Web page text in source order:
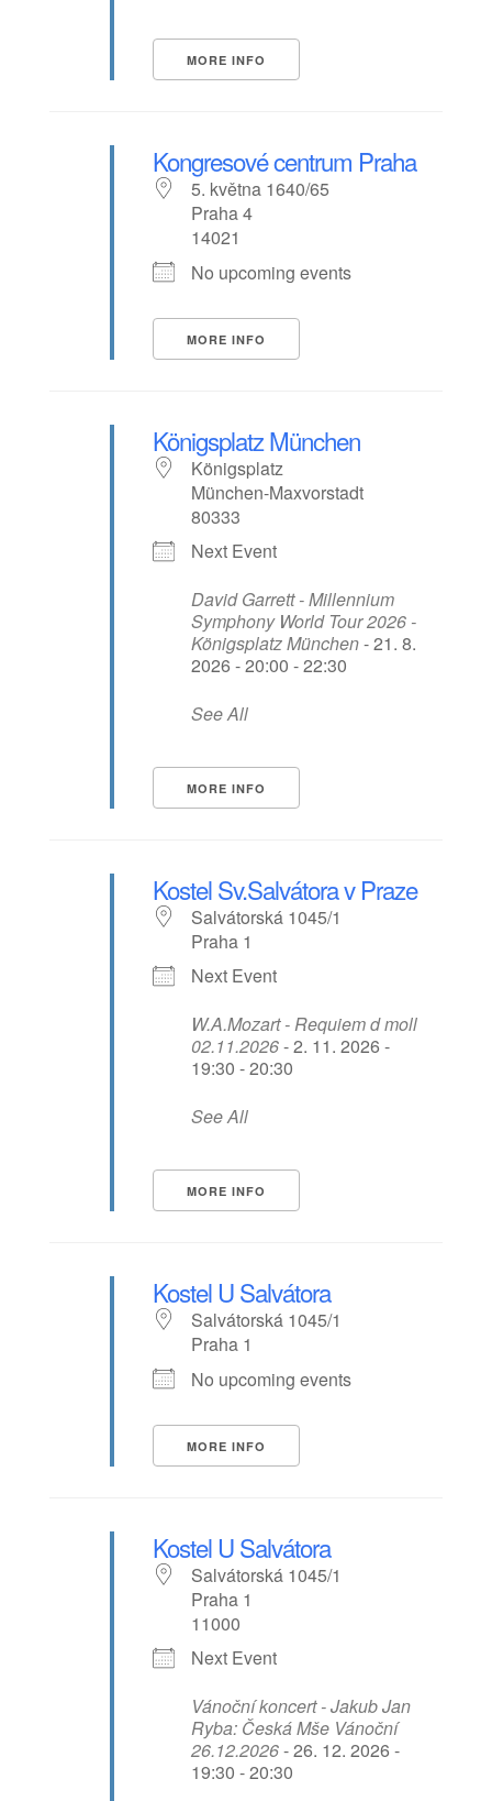
MORE INFO
Kongresové centrum Praha
5. května 1640/65
Praha 4
14021
No upcoming events
MORE INFO
Königsplatz München
Königsplatz
München-Maxvorstadt
80333
Next Event
David Garrett - Millennium
Symphony World Tour 2026 -
Königsplatz München- 21. 8.
2026 - 20:00 - 22:30
See All
MORE INFO
Kostel Sv.Salvátora v Praze
Salvátorská 1045/1
Praha 1
Next Event
W.A.Mozart - Requiem d moll
02.11.2026- 2. 11. 2026 -
19:30 - 20:30
See All
MORE INFO
Kostel U Salvátora
Salvátorská 1045/1
Praha 1
No upcoming events
MORE INFO
Kostel U Salvátora
Salvátorská 1045/1
Praha 1
11000
Next Event
Vánoční koncert - Jakub Jan
Ryba: Česká Mše Vánoční
26.12.2026- 26. 12. 2026 -
19:30 - 20:30